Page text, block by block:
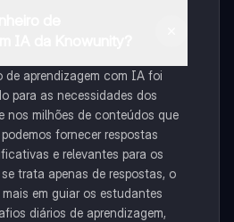
de aprendizagem com IA foi
para as necessidades dos
nos milhões de conteúdos que
fornecer respostas
e relevantes para os
trata apenas de respostas, o
em guiar os estudantes
diários de aprendizagem,